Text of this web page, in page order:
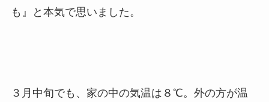
も』と本気で思いました。
３月中旬でも、家の中の気温は８℃。外の方が温